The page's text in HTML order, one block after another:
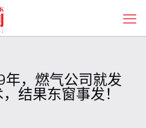
，燃气公司就发
结果东窗事发！